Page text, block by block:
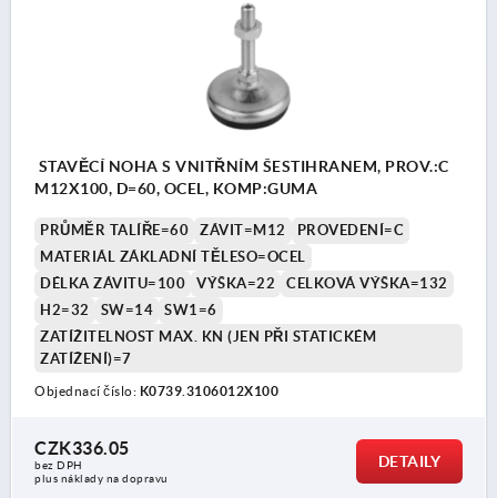
STAVĚCÍ NOHA S VNITŘNÍM ŠESTIHRANEM, PROV.:C
M12X100, D=60, OCEL, KOMP:GUMA
PRŮMĚR TALÍŘE=60 ZÁVIT=M12
PROVEDENÍ=C
MATERIÁL ZÁKLADNÍ TĚLESO=OCEL
DÉLKA ZÁVITU=100
VÝŠKA=22
CELKOVÁ VÝŠKA=132
H2=32
SW=14
SW1=6
ZATÍŽITELNOST MAX. KN (JEN PŘI STATICKÉM
ZATÍŽENÍ)=7
Objednací číslo: K0739.3106012X100
CZK336.05
bez DPH
plus náklady na dopravu
DETAILY